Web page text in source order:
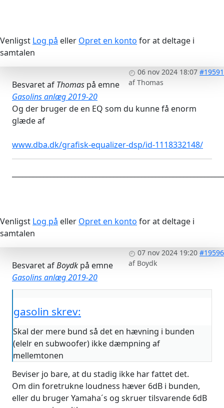
Venligst Log på eller Opret en konto for at deltage i
samtalen
06 nov 2024 18:07 #19591
afThomas
Besvaret af Thomas på emne
Gasolins anlæg 2019-20
Og der bruger de en EQ som du kunne få enorm
glæde af
www.dba.dk/grafisk-equalizer-dsp/id-1118332148/
Venligst Log på eller Opret en konto for at deltage i
samtalen
07 nov 2024 19:20 #19596
af Boydk
Besvaret afBoydkpå emne
Gasolins anlæg 2019-20
gasolin skrev:
Skal der mere bund så det en hævning i bunden
(elelr en subwoofer) ikke dæmpning af
mellemtonen
Beviser jo bare, at du stadig ikke har fattet det.
Om din foretrukne loudness hæver 6dB i bunden,
eller du bruger Yamaha´s og skruer tilsvarende 6dB